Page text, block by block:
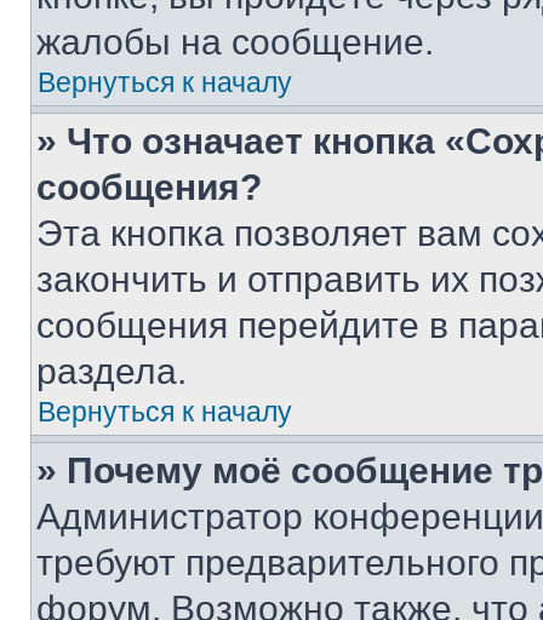
жалобы на сообщение.
Вернуться к началу
» Что означает кнопка
сообщения?
Эта кнопка позволяет вам
закончить и отправить их
сообщения перейдите в
раздела.
Вернуться к началу
» Почему моё сообщение
Администратор
требуют предварительного
форум. Возможно также, что